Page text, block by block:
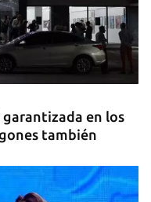
en los
también